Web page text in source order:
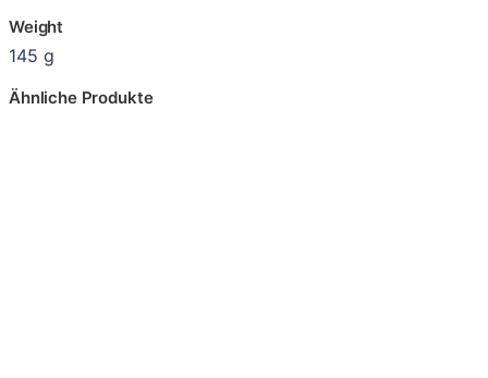
Weight
145 g
Ähnliche Produkte